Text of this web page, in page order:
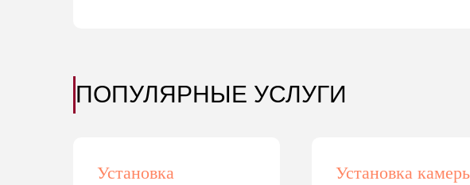
ПОПУЛЯРНЫЕ УСЛУГИ
Установка
Установка